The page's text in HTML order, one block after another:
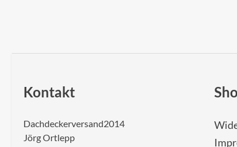
Kontakt
Dachdeckerversand2014
Jörg Ortlepp